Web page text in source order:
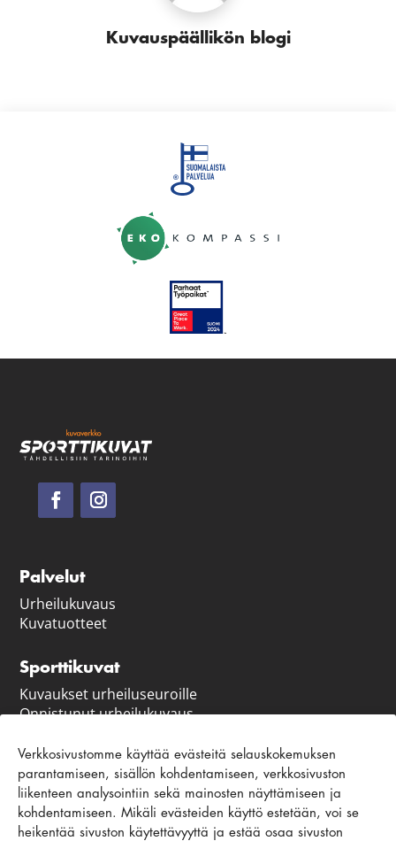
Verkkosivustomme käyttää evästeitä selauskokemuksen
parantamiseen, sisällön kohdentamiseen, verkkosivuston
liikenteen analysointiin sekä mainosten näyttämiseen ja
kohdentamiseen. Mikäli evästeiden käyttö estetään, voi se
heikentää sivuston käytettävyyttä ja estää osaa sivuston
Kuvauspäällikön blogi
Palvelut
Urheilukuvaus
Kuvatuotteet
Sporttikuvat
Kuvaukset urheiluseuroille
Onnistunut urheilukuvaus
Asiakaspalvelu ja ohjeet
Ota yhteyttä
Usein kysytyt kysymykset